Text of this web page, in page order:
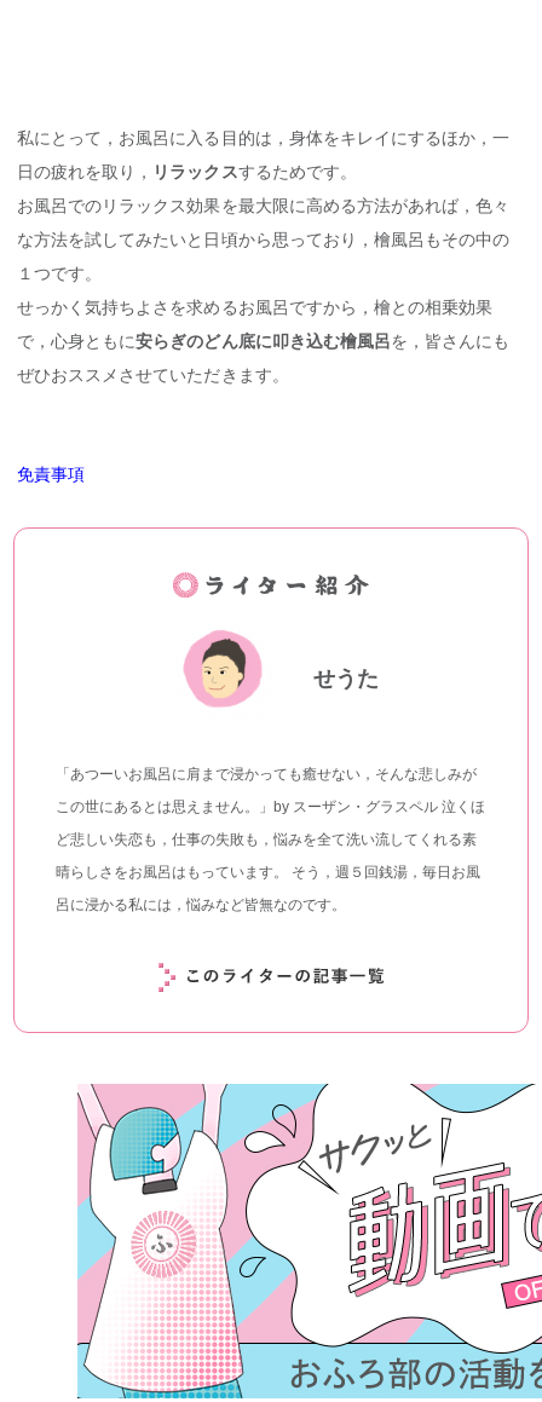
私にとって，お風呂に入る目的は，身体をキレイにするほか，一
日の疲れを取り， リラックスするためです。
お風呂でのリラックス効果を最大限に高める方法があれば，色々
な方法を試してみたいと日頃から思っており，檜風呂もその中の
１つです。
せっかく気持ちよさを求めるお風呂ですから，檜との相乗効果
で，心身ともに安らぎのどん底に叩き込む檜風呂を，皆さんにも
ぜひおススメさせていただきます。
免責事項
せうた
「あつーいお風呂に肩まで浸かっても癒せない，そんな悲しみが
この世にあるとは思えません。」by スーザン・グラスペル 泣くほ
ど悲しい失恋も，仕事の失敗も，悩みを全て洗い流してくれる素
晴らしさをお風呂はもっています。 そう，週５回銭湯，毎日お風
呂に浸かる私には，悩みなど皆無なのです。